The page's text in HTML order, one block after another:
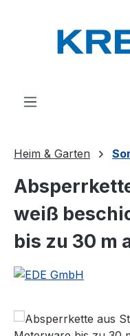
Heim & Garten
weiß
bis zu 30 m
Bildergalerie